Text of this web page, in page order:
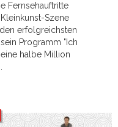
Fernsehauftritte
Szene
erfolgreichsten
Programm "Ich
eine halbe Million